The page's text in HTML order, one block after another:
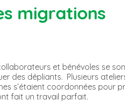
migrations
et bénévoles se
des dépliants. Plusieurs
s’étaient coordonnées pour
fait un travail parfait.